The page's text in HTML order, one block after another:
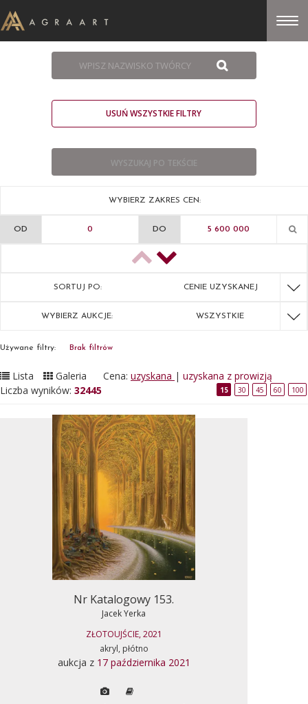
USUŃ WSZYSTKIE FILTRY
WYBIERZ ZAKRES CEN:
OD DO
SORTUJ PO: CENIE UZYSKANEJ
WYBIERZ AUKCJE: WSZYSTKIE
Używane filtry: Brak filtrów
Lista Galeria Cena: uzyskana | uzyskana z prowizją
Liczba wyników: 32445 15 30 45 60 100
Nr Katalogowy 153.
Jacek Yerka
ZŁOTOUJŚCIE, 2021
akryl, płótno
aukcja z 17 października 2021